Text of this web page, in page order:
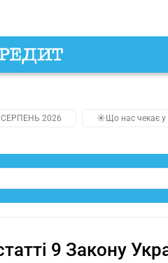
СЕРПЕНЬ 2026 ☀️Що нас чекає у
9 Закону